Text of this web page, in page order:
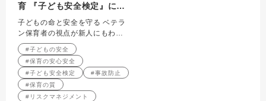
育 『子ども安全検定』にト
ライしてみよう！
子どもの命と安全を守る ベテラ
ン保育者の視点が新人にもわか
る！
#子どもの安全
#保育の安心安全
#子ども安全検定
#事故防止
#保育の質
#リスクマネジメント